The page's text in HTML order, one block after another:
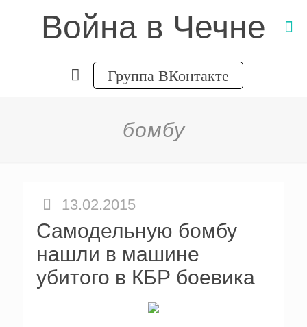
Война в Чечне
Группа ВКонтакте
бомбу
13.02.2015
Самодельную бомбу
нашли в машине
убитого в КБР боевика